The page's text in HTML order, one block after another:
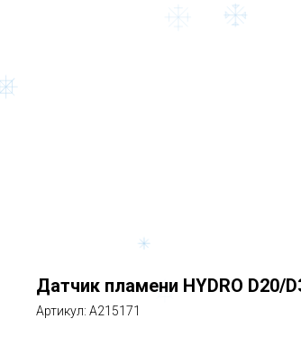
Датчик пламени HYDRO D20/
Артикул: A215171